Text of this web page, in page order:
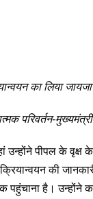
का लिया जायजा
परिवर्तन-
उन्होंने पीपल के
की
पहुंचाना है।